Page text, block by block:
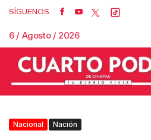
SÍGUENOS
6 / Agosto / 2026
Nacional Nación